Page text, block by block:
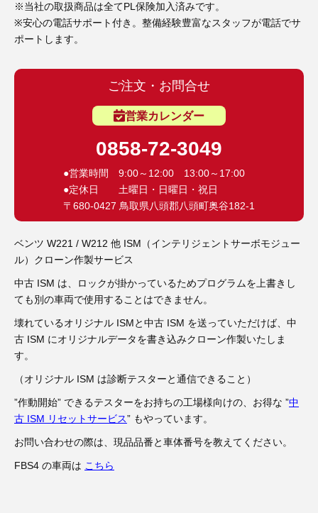
ホイールロック取り外しツール（6）
その他（12）
※当社の取扱商品は全てPL保険加入済みです。
※安心の電話サポート付き。整備経験豊富なスタッフが電話でサ
ポートします。
ご注文・お問合せ
営業カレンダー
0858-72-3049
●営業時間 9:00～12:00 13:00～17:00
●定休日 土曜日・日曜日・祝日
〒680-0427 鳥取県八頭郡八頭町奥谷182-1
ベンツ W221 / W212 他 ISM（インテリジェントサーボモジュー
ル）クローン作製サービス
中古 ISM は、ロックが掛かっているためプログラムを上書きし
ても別の車両で使用することはできません。
壊れているオリジナル ISMと中古 ISM を送っていただけば、中
古 ISM にオリジナルデータを書き込みクローン作製いたしま
す。
（オリジナル ISM は診断テスターと通信できること）
”作動開始” できるテスターをお持ちの工場様向けの、お得な ”中
古 ISM リセットサービス” もやっています。
お問い合わせの際は、現品品番と車体番号を教えてください。
FBS4 の車両は こちら